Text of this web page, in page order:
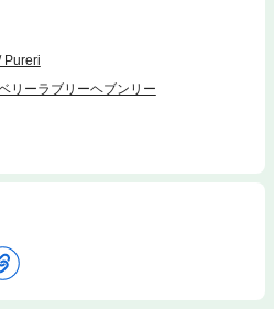
Pureri
リーラブリーヘブンリー